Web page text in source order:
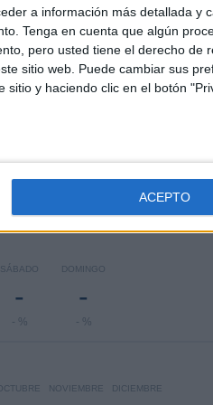
a información más detallada y
Tenga en cuenta que algún
pero usted tiene el derecho de
sitio web. Puede cambiar sus
y haciendo clic en el botón
ACEPTO
RIVALES
VS Australia
3 (50%)
SÁBADO
-
- %
DOMINGO
-
- %
NOVIEMBRE DICIEMBRE